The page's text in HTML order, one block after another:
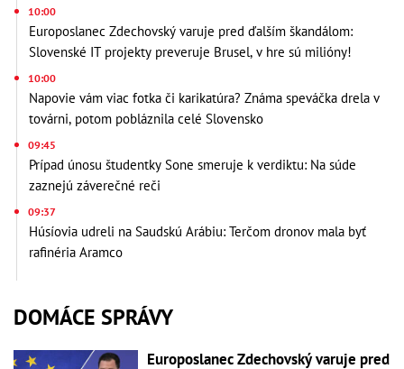
10:00
Europoslanec Zdechovský varuje pred ďalším škandálom:
Slovenské IT projekty preveruje Brusel, v hre sú milióny!
10:00
Napovie vám viac fotka či karikatúra? Známa speváčka drela v
továrni, potom pobláznila celé Slovensko
09:45
Prípad únosu študentky Sone smeruje k verdiktu: Na súde
zaznejú záverečné reči
09:37
Húsíovia udreli na Saudskú Arábiu: Terčom dronov mala byť
rafinéria Aramco
DOMÁCE SPRÁVY
Europoslanec Zdechovský varuje pred